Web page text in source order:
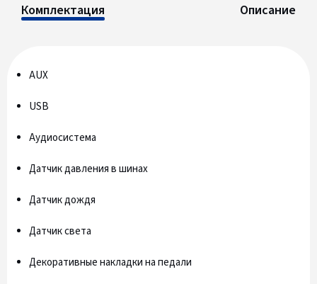
Комплектация Описание
AUX
USB
Аудиосистема
Датчик давления в шинах
Датчик дождя
Датчик света
Декоративные накладки на педали